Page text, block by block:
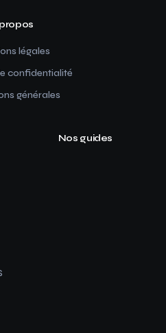
légales
confidentialité
générales
Nos guides